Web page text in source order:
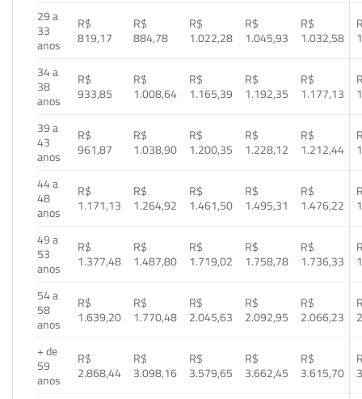
29 a
33
anos
R$
819,17
R$
884,78
R$
1.022,28
R$
1.045,93
R$
1.032,58
34 a
38
anos
R$
933,85
R$
1.008,64
R$
1.165,39
R$
1.192,35
R$
1.177,13
39 a
43
anos
R$
961,87
R$
1.038,90
R$
1.200,35
R$
1.228,12
R$
1.212,44
44 a
48
anos
R$
1.171,13
R$
1.264,92
R$
1.461,50
R$
1.495,31
R$
1.476,22
49 a
53
anos
R$
1.377,48
R$
1.487,80
R$
1.719,02
R$
1.758,78
R$
1.736,33
54 a
58
anos
R$
1.639,20
R$
1.770,48
R$
2.045,63
R$
2.092,95
R$
2.066,23
+ de
59
anos
R$
2.868,44
R$
3.098,16
R$
3.579,65
R$
3.662,45
R$
3.615,70